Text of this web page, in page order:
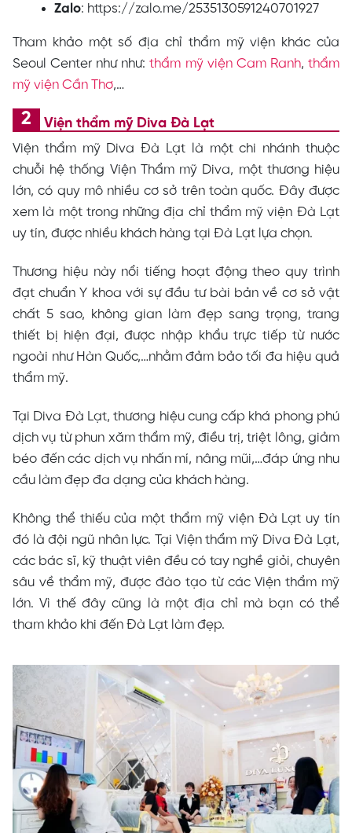
Zalo: https://zalo.me/2535130591240701927
Tham khảo một số địa chỉ thẩm mỹ viện khác của
Seoul Center như như:thẩm mỹ viện Cam Ranh,thẩm
mỹ viện Cần Thơ,…
Viện thẩm mỹ Diva Đà Lạt
Viện thẩm mỹ Diva Đà Lạt là một chi nhánh thuộc
chuỗi hệ thống Viện Thẩm mỹ Diva, một thương hiệu
lớn, có quy mô nhiều cơ sở trên toàn quốc. Đây được
xem là một trong những địa chỉ thẩm mỹ viện Đà Lạt
uy tín, được nhiều khách hàng tại Đà Lạt lựa chọn.
Thương hiệu này nổi tiếng hoạt động theo quy trình
đạt chuẩn Y khoa với sự đầu tư bài bản về cơ sở vật
chất 5 sao, không gian làm đẹp sang trọng, trang
thiết bị hiện đại, được nhập khẩu trực tiếp từ nước
ngoài như Hàn Quốc,…nhằm đảm bảo tối đa hiệu quả
thẩm mỹ.
Tại Diva Đà Lạt, thương hiệu cung cấp khá phong phú
dịch vụ từ phun xăm thẩm mỹ, điều trị, triệt lông, giảm
béo đến các dịch vụ nhấn mí, nâng mũi,…đáp ứng nhu
cầu làm đẹp đa dạng của khách hàng.
Không thể thiếu của một thẩm mỹ viện Đà Lạt uy tín
đó là đội ngũ nhân lực. Tại Viện thẩm mỹ Diva Đà Lạt,
các bác sĩ, kỹ thuật viên đều có tay nghề giỏi, chuyên
sâu về thẩm mỹ, được đào tạo từ các Viện thẩm mỹ
lớn. Vì thế đây cũng là một địa chỉ mà bạn có thể
tham khảo khi đến Đà Lạt làm đẹp.